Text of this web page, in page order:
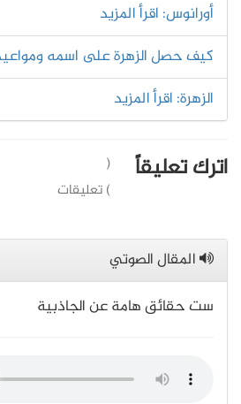
أورانوس: اقرأ المزيد
كيف حصل الزهرة على اسمه
الزهرة: اقرأ المزيد
اترك تعليقاً
(
) تعليقات
المقال الصوتي
ست حقائق هامة عن الجاذبية